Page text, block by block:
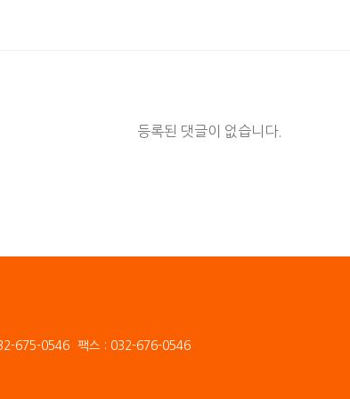
등록된 댓글이 없습니다.
675-0546
팩스 : 032-676-0546